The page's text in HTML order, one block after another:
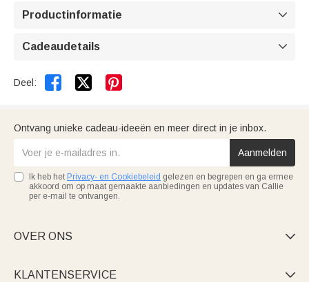
Productinformatie 
Cadeaudetails 
Deel:  
Ontvang unieke cadeau-ideeën en meer direct in je inbox.
Aanmelden
Ik heb het Privacy- en Cookiebeleid gelezen en begrepen en ga ermee
akkoord om op maat gemaakte aanbiedingen en updates van Callie
per e-mail te ontvangen.
OVER ONS 
KLANTENSERVICE 